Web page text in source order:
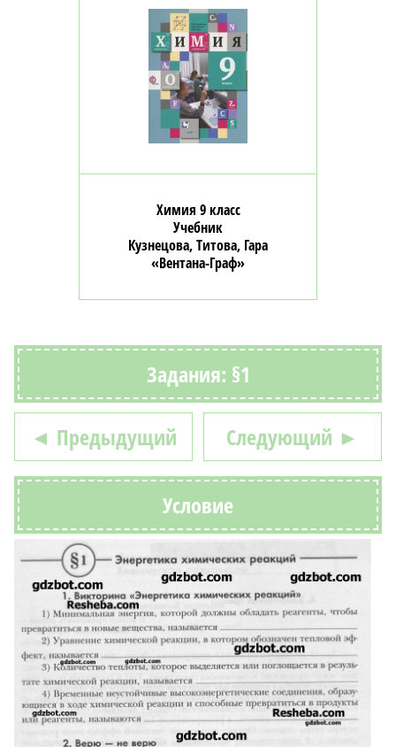
Химия 9 класс
Учебник
Кузнецова, Титова, Гара
«Вентана-Граф»
Задания: §1
◄ Предыдущий Следующий ►
Условие